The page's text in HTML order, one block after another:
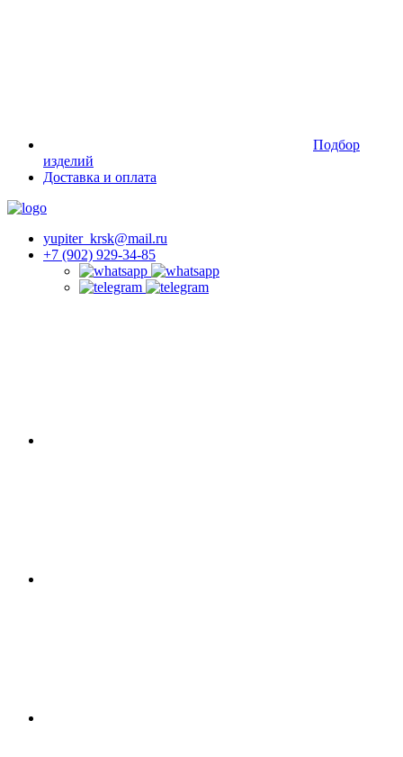
Подбор
изделий
Доставка и оплата
yupiter_krsk@mail.ru
+7 (902) 929-34-85